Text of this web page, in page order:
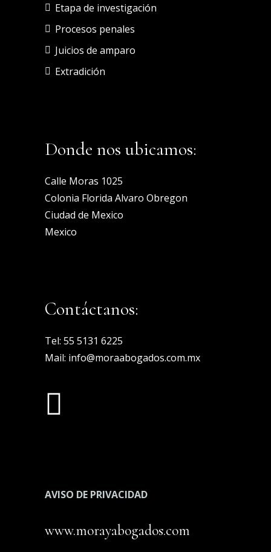
Etapa de investigación
Procesos penales
Juicios de amparo
Extradición
Donde nos ubicamos:
Calle Moras 1025
Colonia Florida Alvaro Obregon
Ciudad de Mexico
Mexico
Contáctanos:
Tel: 55 5131 6225
Mail: info@moraabogados.com.mx
AVISO DE PRIVACIDAD
www.morayabogados.com